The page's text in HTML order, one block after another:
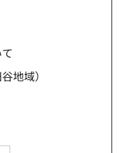
地域）